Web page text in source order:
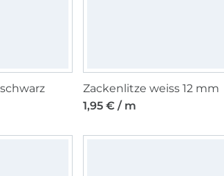
Zackenlitze weiss 12 mm
1,95 € / m